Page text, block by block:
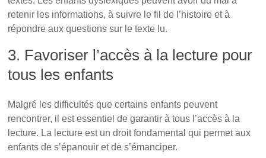
retenir les informations, à suivre le fil de l’histoire et à
répondre aux questions sur le texte lu.
3. Favoriser l’accès à la lecture pour
tous les enfants
Malgré les difficultés que certains enfants peuvent
rencontrer, il est essentiel de garantir à tous l’accès à la
lecture. La lecture est un droit fondamental qui permet aux
enfants de s’épanouir et de s’émanciper.